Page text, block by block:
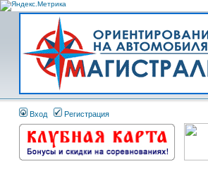
Вход Регистрация